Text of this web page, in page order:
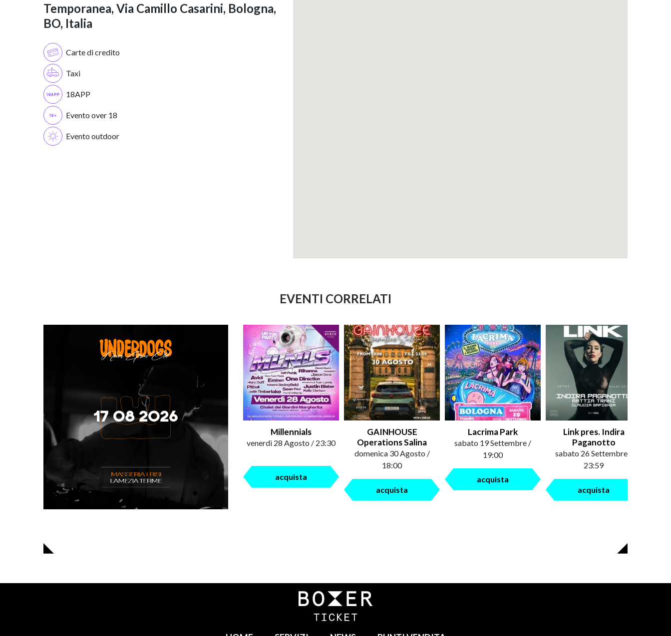
Temporanea, Via Camillo Casarini, Bologna,
BO, Italia
Carte di credito
Taxi
18APP
Evento over 18
Evento outdoor
EVENTI CORRELATI
Millennials
venerdì 28 Agosto / 23:30
acquista
GAINHOUSE
Operations Salina
domenica 30 Agosto /
18:00
acquista
Lacrima Park
sabato 19 Settembre /
19:00
acquista
Link pres. Indira
Paganotto
sabato 26 Settembre /
23:59
acquista